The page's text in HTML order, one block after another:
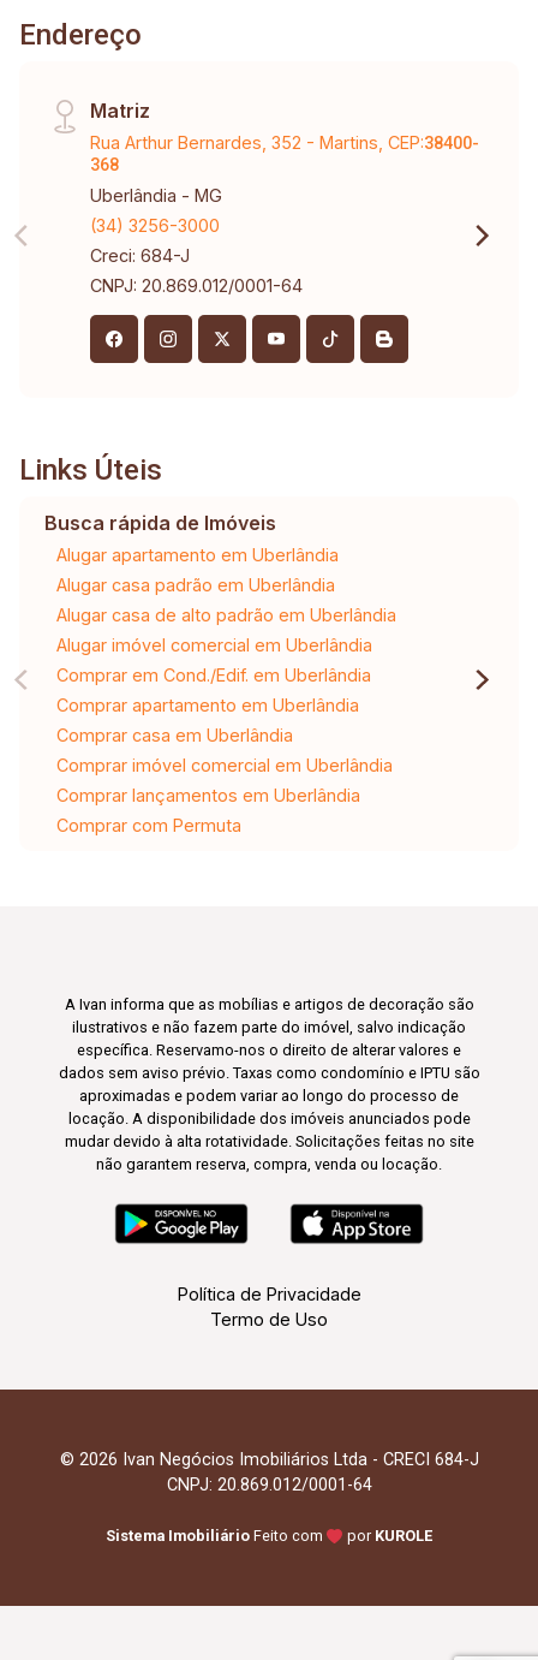
Endereço
Matriz
Rua Arthur Bernardes, 352 - Martins, CEP:38400-
368
Uberlândia - MG
(34) 3256-3000
Creci: 684-J
CNPJ: 20.869.012/0001-64
Links Úteis
Busca rápida de Imóveis
Alugar apartamento em Uberlândia
Alugar casa padrão em Uberlândia
Alugar casa de alto padrão em Uberlândia
Alugar imóvel comercial em Uberlândia
Comprar em Cond./Edif. em Uberlândia
Comprar apartamento em Uberlândia
Comprar casa em Uberlândia
Comprar imóvel comercial em Uberlândia
Comprar lançamentos em Uberlândia
Comprar com Permuta
A Ivan informa que as mobílias e artigos de decoração são
ilustrativos e não fazem parte do imóvel, salvo indicação
específica. Reservamo-nos o direito de alterar valores e
dados sem aviso prévio. Taxas como condomínio e IPTU são
aproximadas e podem variar ao longo do processo de
locação. A disponibilidade dos imóveis anunciados pode
mudar devido à alta rotatividade. Solicitações feitas no site
não garantem reserva, compra, venda ou locação.
Política de Privacidade
Termo de Uso
© 2026 Ivan Negócios Imobiliários Ltda - CRECI 684-J
CNPJ: 20.869.012/0001-64
Sistema Imobiliário Feito com por KUROLE